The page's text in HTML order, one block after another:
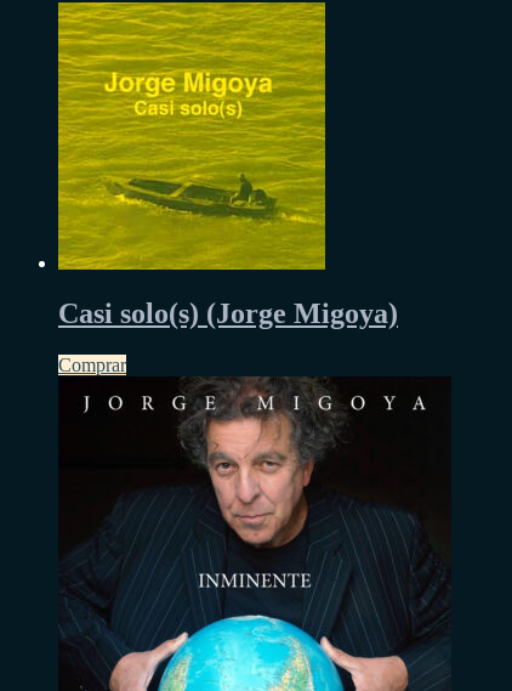
Casi solo(s) (Jorge Migoya)
Comprar